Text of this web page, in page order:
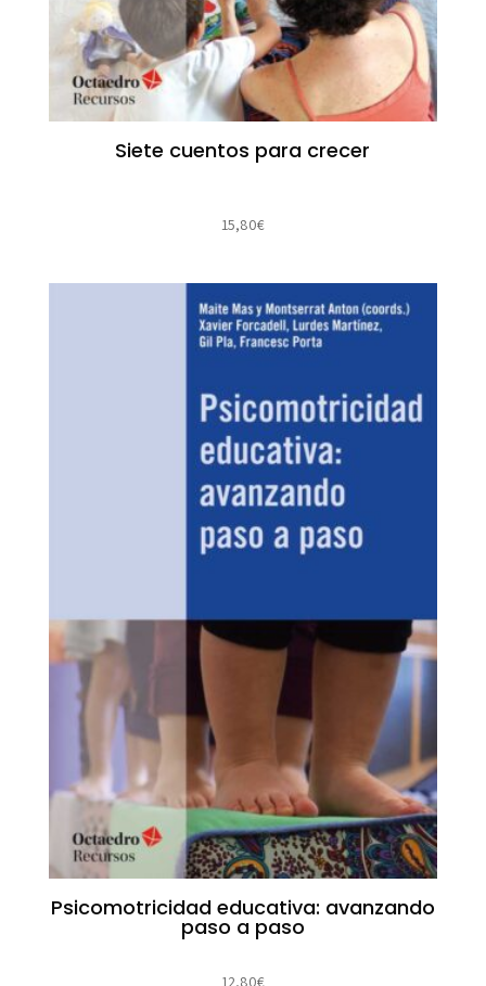
Siete cuentos para crecer
15,80€
Psicomotricidad educativa: avanzando
paso a paso
12,80€